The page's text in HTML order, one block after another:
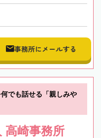
事務所にメールする
でも話せる「親しみや
高崎事務所